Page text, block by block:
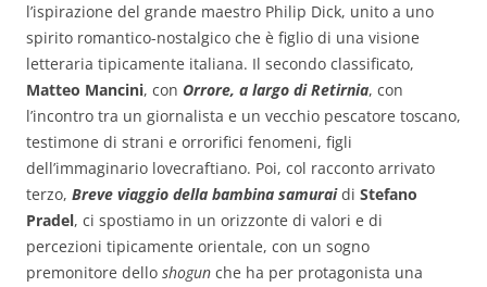
l’ispirazione del grande maestro Philip Dick, unito a uno
spirito romantico-nostalgico che è figlio di una visione
letteraria tipicamente italiana. Il secondo classificato,
Matteo Mancini, con Orrore, a largo di Retirnia, con
l’incontro tra un giornalista e un vecchio pescatore toscano,
testimone di strani e orrorifici fenomeni, figli
dell’immaginario lovecraftiano. Poi, col racconto arrivato
terzo, Breve viaggio della bambina samuraidi Stefano
Pradel, ci spostiamo in un orizzonte di valori e di
percezioni tipicamente orientale, con un sogno
premonitore dello shogun che ha per protagonista una